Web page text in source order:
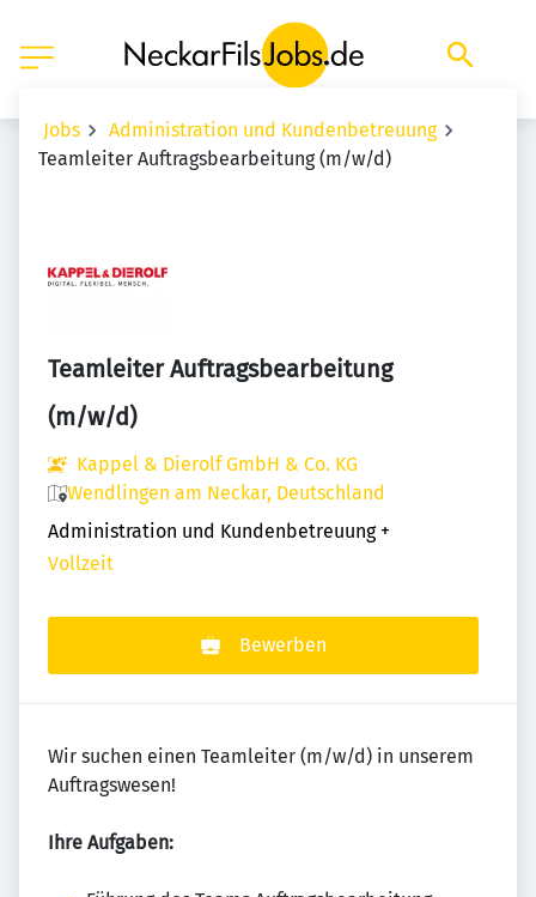
Jobs
Administration und Kundenbetreuung
Teamleiter Auftragsbearbeitung (m/w/d)
Teamleiter Auftragsbearbeitung
(m/w/d)
Kappel & Dierolf GmbH & Co. KG
Wendlingen am Neckar, Deutschland
Administration und Kundenbetreuung +
Vollzeit
Bewerben
Wir suchen einen Teamleiter (m/w/d) in unserem
Auftragswesen!
Ihre Aufgaben: